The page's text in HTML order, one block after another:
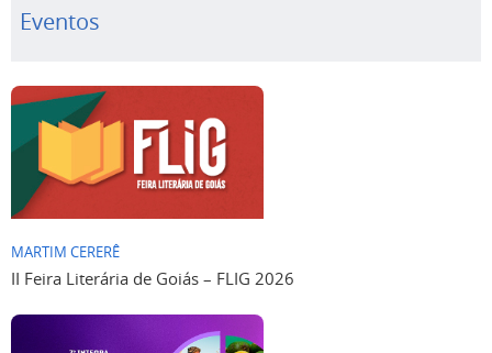
Eventos
MARTIM CERERÊ
II Feira Literária de Goiás – FLIG 2026